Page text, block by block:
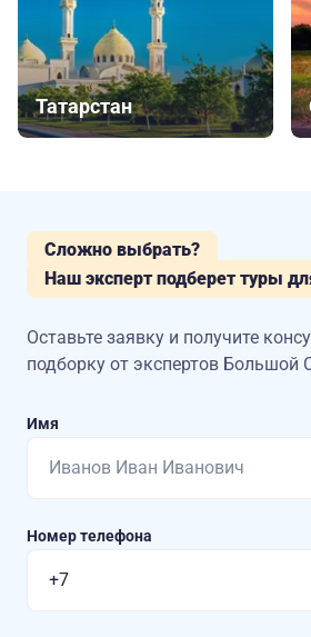
Татарстан
Сложно выбрать?
Наш эксперт подберет туры
Оставьте заявку и получите
подборку от экспертов Большой
Имя
Номер телефона